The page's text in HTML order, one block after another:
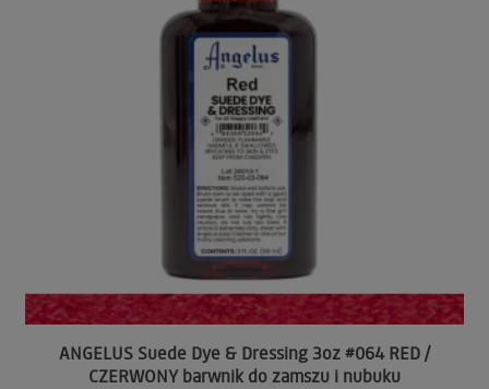
ANGELUS Suede Dye & Dressing 3oz #064 RED /
CZERWONY barwnik do zamszu i nubuku